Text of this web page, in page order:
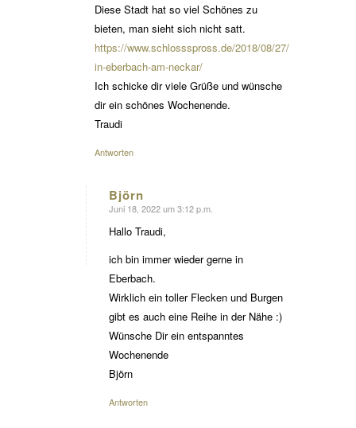
Diese Stadt hat so viel Schönes zu
bieten, man sieht sich nicht satt.
https://www.schlossspross.de/2018/08/27/unterwegs-
in-eberbach-am-neckar/
Ich schicke dir viele Grüße und wünsche
dir ein schönes Wochenende.
Traudi
Antworten
Björn
sagte:
Juni 18, 2022 um 3:12 p.m.
Hallo Traudi,
ich bin immer wieder gerne in
Eberbach.
Wirklich ein toller Flecken und Burgen
gibt es auch eine Reihe in der Nähe :)
Wünsche Dir ein entspanntes
Wochenende
Björn
Antworten